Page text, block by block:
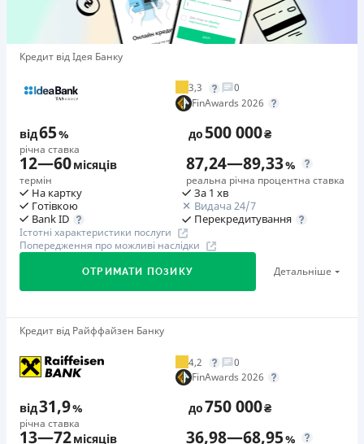
Перший займ
вiд 0,01%/день до 30 000 ₴
Повторний займ
Додаткова комісія за дострокове погашення
у будь-який момент можна повністю погасити позику без
додаткових плат
Страховка
відсутня
Штрафи
Неустойка за невиконання та/або неналежне виконання
споживачем грошових зобов’язань: штраф у розмірі 75%
від суми невиконаного та/або неналежного виконання
зобов’язання на 2-й день кожного факту такого
невиконання та/або неналежного виконання.
Детальніше читайте на сайті МФО.
Необхідні документи
Паспорт,ІПН
Вік
18 - 65 років
Переваги
Кредит від Ідея Банку
3,3
0
FinAwards 2026
від65%
річна ставка
до500 000₴
12—60місяців
термін
87,24—89,33%
реальна річна процентна ставка
На картку
Готівкою
Bank ID
За 1 хв
Видача 24/7
Перекредитування
Істотні характеристики послуги
Попередження про можливі наслідки
ОТРИМАТИ ПОЗИКУ Детальніше
🥇Переможець FinAwards 2026
Переможець FinAwards 2026 «Найкращий кредит
готівкою»
вiд 65%/рік до 500 000 ₴
Додаткова комісія за дострокове погашення
Кредит від Райффайзен Банку
4,2
0
FinAwards 2026
від31,9%
річна ставка
до750 000₴
13—72місяців 36,98—68,95%